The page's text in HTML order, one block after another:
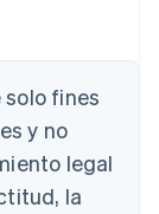
fines
y no
legal
la